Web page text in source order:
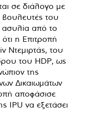
σε διάλογο με
του
ασυλία από το
ότι η Επιτροπή
Ντεμιρτάς, του
του HDP, ως
της
Δικαιωμάτων
αποφάσισε
IPU να εξετάσει